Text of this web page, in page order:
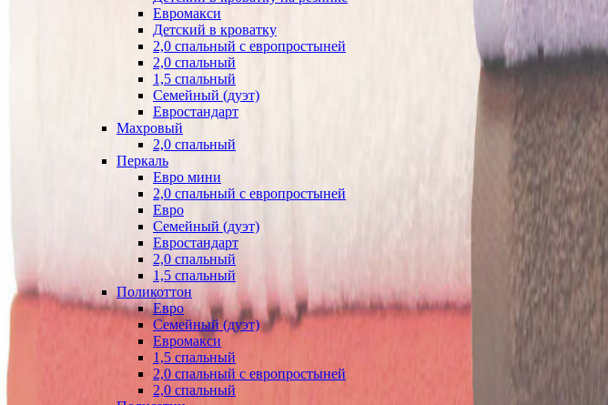
Евромакси
Детский в кроватку
2,0 спальный с европростыней
2,0 спальный
1,5 спальный
Семейный (дуэт)
Евростандарт
Махровый
2,0 спальный
Перкаль
Евро мини
2,0 спальный с европростыней
Евро
Семейный (дуэт)
Евростандарт
2,0 спальный
1,5 спальный
Поликоттон
Евро
Семейный (дуэт)
Евромакси
1,5 спальный
2,0 спальный с европростыней
2,0 спальный